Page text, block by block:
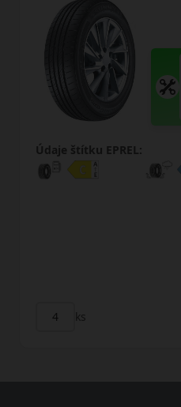
AŽ 35€ ZĽAVA NA MONTÁŽ
K NOVEJ SADE
PNEUMATÍK!
Použite kupónový kód
ROZBEH